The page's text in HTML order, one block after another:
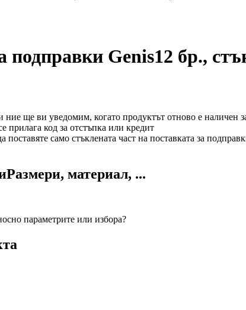
подправки Genis12 бр.,
ние ще ви уведомим, когато продуктът отново е наличен
прилага код за отстъпка или кредит
поставяте само стъклената част на поставката за
Размери, материал, ...
параметрите или избора?